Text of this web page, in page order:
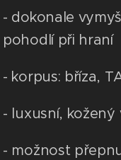
- dokonale
pohodlí při hraní
- korpus: bříza,
- luxusní, kožený
- možnost